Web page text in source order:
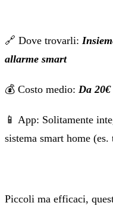
🔗 Dove trovarli:
allarme smart
💰 Costo medio: Da 20€
📱 App: Solitamente
sistema smart home
Piccoli ma efficaci,